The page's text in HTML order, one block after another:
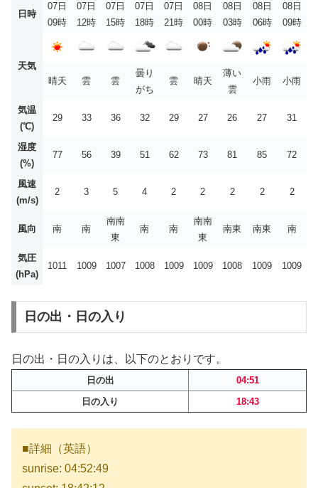
日時
07日
09時
07日
12時
07日
15時
07日
18時
07日
21時
08日
00時
08日
03時
08日
06時
08日
09時
天気
晴天
雲 雲
曇り
がち
雲 晴天
薄い
雲
小雨 小雨
気温
(℃)
29 33 36 32 29 27 26 27 31
湿度
(%)
77 56 39 51 62 73 81 85 72
風速
(m/s)
2 3 5 4 2 2 2 2 2
風向 南 南
南南
東
南 南
南南
東
南東 南東 南
気圧
(hPa)
1011 1009 1007 1008 1009 1009 1008 1009 1009
日の出・日の入り
日の出・日の入りは、以下のとおりです。
日の出
04:51
日の入り
18:43
■詳細（英語）
sunrise: 04:52:49